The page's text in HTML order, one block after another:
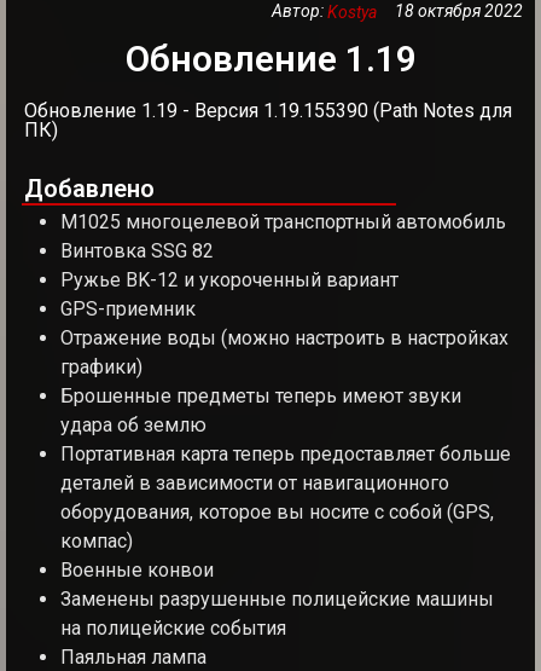
Автор:Kostya 18 октября 2022
Обновление 1.19
Обновление 1.19 - Версия 1.19.155390 (Path Notes для
ПК)
Добавлено
M1025 многоцелевой транспортный автомобиль
Винтовка SSG 82
Ружье BK-12 и укороченный вариант
GPS-приемник
Отражение воды (можно настроить в настройках
графики)
Брошенные предметы теперь имеют звуки
удара об землю
Портативная карта теперь предоставляет больше
деталей в зависимости от навигационного
оборудования, которое вы носите с собой (GPS,
компас)
Военные конвои
Заменены разрушенные полицейские машины
на полицейские события
Паяльная лампа